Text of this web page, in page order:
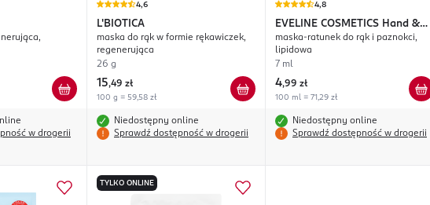
w drogerii
4,6
L'BIOTICA
maska do rąk w formie rękawiczek,
regenerująca
26 g
15,49 zł
100 g = 59,58 zł
Niedostępny online
Sprawdź dostępność w drogerii
4,8
EVELINE COSMETICS Hand &
Nail Therapy Professional Help
maska-ratunek do rąk i paznokci,
lipidowa
7 ml
4,99 zł
100 ml = 71,29 zł
Niedostępny online
Sprawdź dostępność w drogerii
TYLKO ONLINE